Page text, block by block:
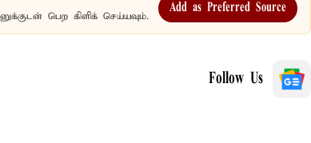
பெற கிளிக் செய்யவும்.
Add as Preferred Source
Follow Us